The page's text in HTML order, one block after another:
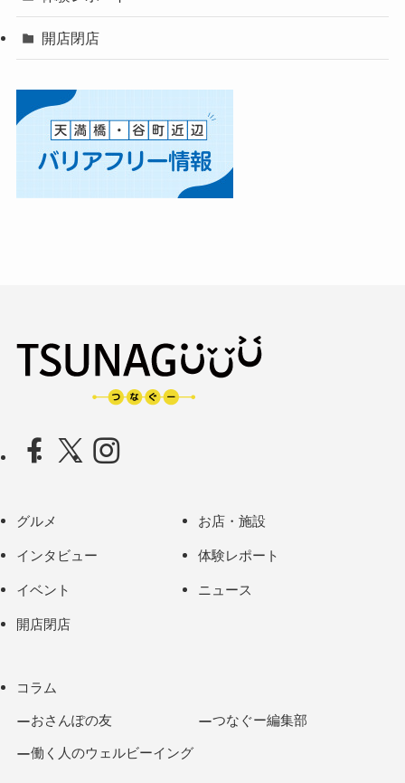
開店閉店
グルメ お店・施設
インタビュー 体験レポート
イベント ニュース
開店閉店
コラム
おさんぽの友 つなぐー編集部
働く人のウェルビーイング